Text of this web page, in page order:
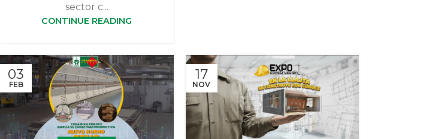
sector c...
CONTINUE READING
03
FEB
17
NOV